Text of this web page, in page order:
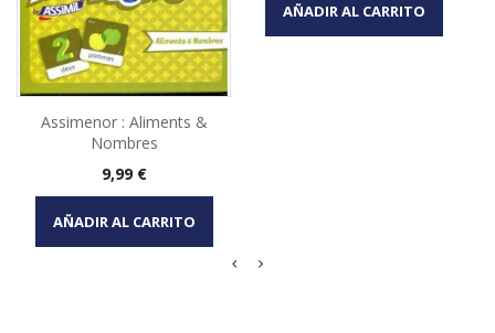
Assimenor : Aliments &
Nombres
Precio
9,99 €
AÑADIR AL CARRITO
AÑADIR AL CARRITO